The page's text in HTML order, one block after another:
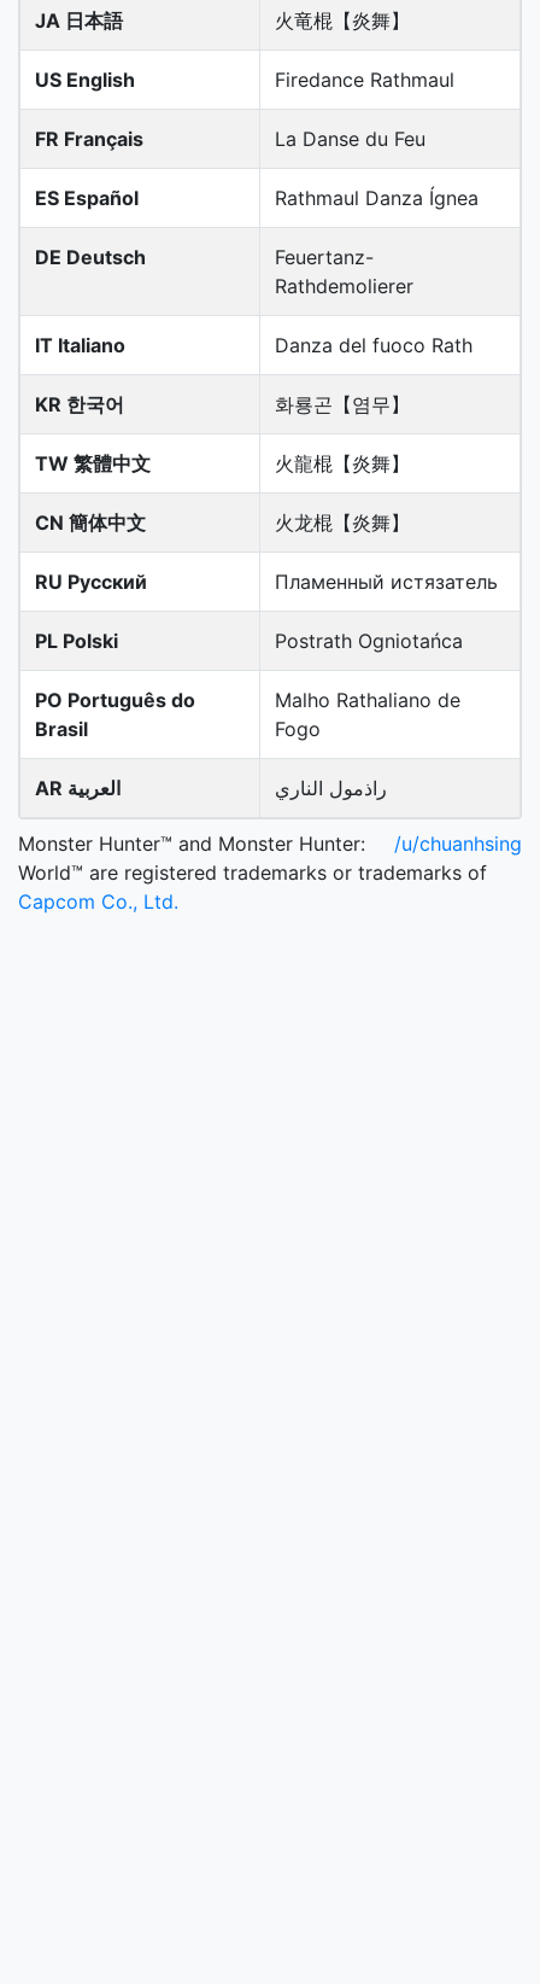
JA 日本語 火竜棍【炎舞】
US English Firedance Rathmaul
FR Français La Danse du Feu
ES Español Rathmaul Danza Ígnea
DE Deutsch
Feuertanz-
Rathdemolierer
IT Italiano Danza del fuoco Rath
KR 한국어 화룡곤【염무】
TW 繁體中文 火龍棍【炎舞】
CN 簡体中文 火龙棍【炎舞】
RU Русский Пламенный истязатель
PL Polski Postrath Ogniotańca
PO Português do
Brasil
Malho Rathaliano de
Fogo
AR العربية راذمول الناري
/u/chuanhsing
Monster Hunter™ and Monster Hunter:
World™ are registered trademarks or trademarks of
Capcom Co., Ltd.